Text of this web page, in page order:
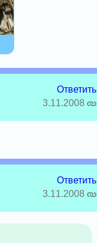
Ответить
3.11.2008
Ответить
3.11.2008